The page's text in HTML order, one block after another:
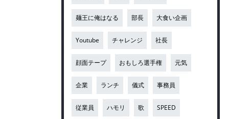
麺王に俺はなる 部長 大食い企画
Youtube チャレンジ 社長
顔面テープ おもしろ選手権 元気
企業 ランチ 儀式 事務員
従業員 ハモリ 歌 SPEED